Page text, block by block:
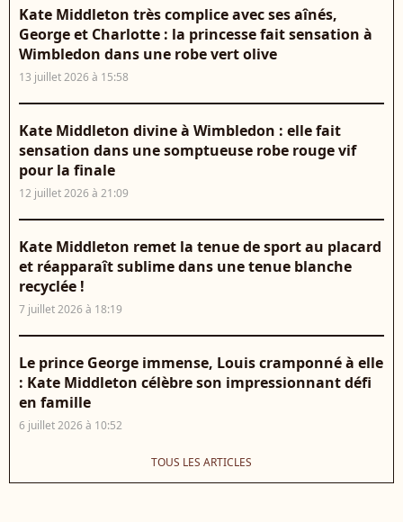
Kate Middleton très complice avec ses aînés,
George et Charlotte : la princesse fait sensation à
Wimbledon dans une robe vert olive
13 juillet 2026 à 15:58
Kate Middleton divine à Wimbledon : elle fait
sensation dans une somptueuse robe rouge vif
pour la finale
12 juillet 2026 à 21:09
Kate Middleton remet la tenue de sport au placard
et réapparaît sublime dans une tenue blanche
recyclée !
7 juillet 2026 à 18:19
Le prince George immense, Louis cramponné à elle
: Kate Middleton célèbre son impressionnant défi
en famille
6 juillet 2026 à 10:52
TOUS LES ARTICLES